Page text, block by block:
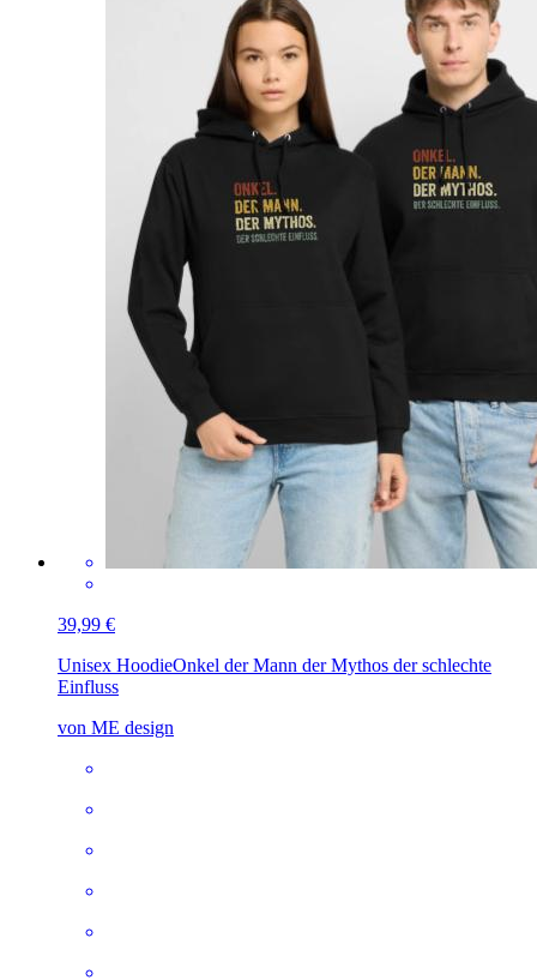
39,99 €
Unisex HoodieOnkel der Mann der Mythos der schlechte
Einfluss
von ME design